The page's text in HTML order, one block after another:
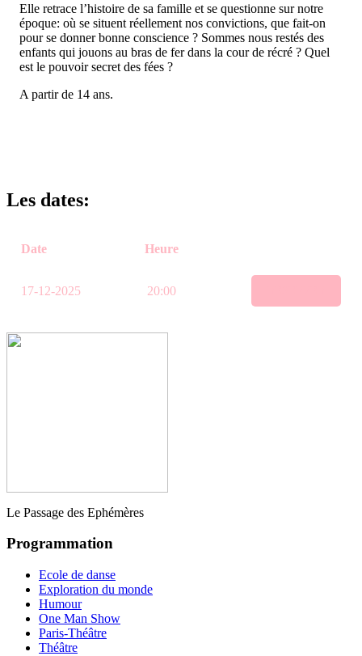
Elle retrace l’histoire de sa famille et se questionne sur notre
époque: où se situent réellement nos convictions, que fait-on
pour se donner bonne conscience ? Sommes nous restés des
enfants qui jouons au bras de fer dans la cour de récré ? Quel
est le pouvoir secret des fées ?
A partir de 14 ans.
Les dates:
Date Heure
17-12-2025 20:00
Le Passage des Ephémères
Programmation
Ecole de danse
Exploration du monde
Humour
One Man Show
Paris-Théâtre
Théâtre